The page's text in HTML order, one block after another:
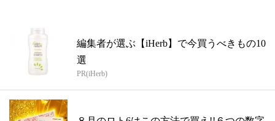
編集者が選ぶ【iHerb】で今買うべきもの10
選
PR(iHerb)